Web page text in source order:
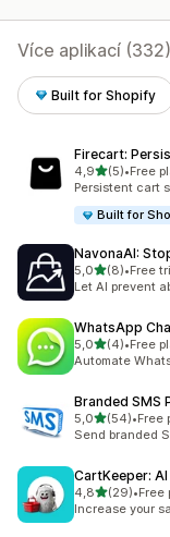
Více aplikací
Built for Shopify
Firecart:
4,9z 5 hvězd
(5)
Celkový počet
•Free
Persistent cart
Built for
NavonaAI:
5,0z 5 hvězd
(8)
Celkový počet
•Free
Let AI prevent
WhatsApp
5,0z 5 hvězd
(4)
Celkový počet
•Free
Automate
Branded SMS
5,0z 5 hvězd
(54)
Celkový počet
•Free
Send branded
CartKeeper:
4,8z 5 hvězd
(29)
Celkový počet
•Free
Increase your